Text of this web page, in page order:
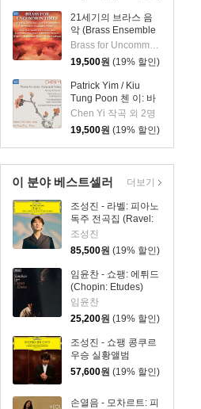
21세기의 브라스 음
악 (Brass Ensemble
Music - 21st Century)Brass for Uncommon Times 실내악
19,500원 (19% 할인)
Patrick Yim / Kiu
Tung Poon 첸 이: 바
이올린, 비올라, 피아
노 작품집 (Chen Yi:
Works For Violin,
Viola And Piano)
Chen Yi 작곡 외 2명
19,500원 (19% 할인)
이 분야 베스트셀러
조성진 - 라벨: 피아노
독주 전곡집 (Ravel:
The Complete Solo
Piano Works) [3LP]
조성진
85,500원 (19% 할인)
임윤찬 - 쇼팽: 에튀드
(Chopin: Etudes)
임윤찬
25,200원 (19% 할인)
조성진 - 쇼팽 콩쿠르
우승 실황앨범
(Winner of the 17th
Piano Competition)
57,600원 (19% 할인)
손열음 - 모차르트: 피
더보기